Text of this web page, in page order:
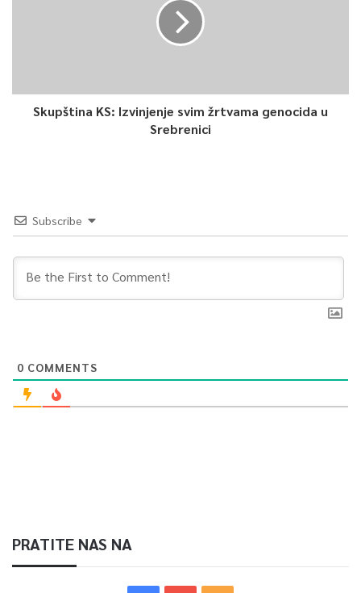
Skupština KS: Izvinjenje svim žrtvama genocida u
Srebrenici
Subscribe
0 COMMENTS
PRATITE NAS NA